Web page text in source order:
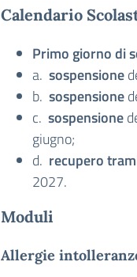
Calendario
Primo giorno di
a. sospensione
b. sospensione
c. sospensione
giugno;
d. recupero
2027.
Moduli
Allergie